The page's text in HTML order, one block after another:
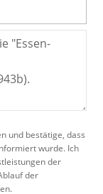
und bestätige, dass
wurde. Ich
der
der